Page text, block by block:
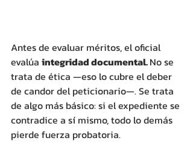
Antes de evaluar méritos, el oficial
evalúa integridad documental. No se
trata de ética —eso lo cubre el deber
de candor del peticionario—. Se trata
de algo más básico: si el expediente se
contradice a sí mismo, todo lo demás
pierde fuerza probatoria.